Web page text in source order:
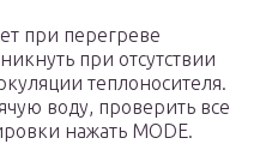
при перегреве
при отсутствии
теплоносителя.
воду, проверить все
нажать MODE.